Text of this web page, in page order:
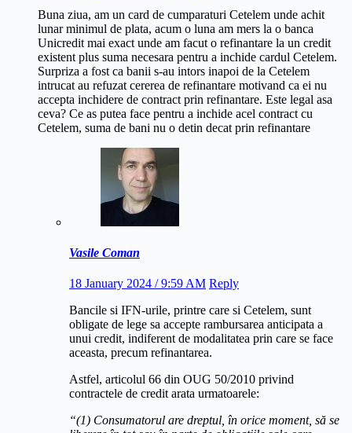
Buna ziua, am un card de cumparaturi Cetelem unde achit
lunar minimul de plata, acum o luna am mers la o banca
Unicredit mai exact unde am facut o refinantare la un credit
existent plus suma necesara pentru a inchide cardul Cetelem.
Surpriza a fost ca banii s-au intors inapoi de la Cetelem
intrucat au refuzat cererea de refinantare motivand ca ei nu
accepta inchidere de contract prin refinantare. Este legal asa
ceva? Ce as putea face pentru a inchide acel contract cu
Cetelem, suma de bani nu o detin decat prin refinantare
Vasile Coman
18 January 2024 / 9:59 AM Reply
Bancile si IFN-urile, printre care si Cetelem, sunt
obligate de lege sa accepte rambursarea anticipata a
unui credit, indiferent de modalitatea prin care se face
aceasta, precum refinantarea.
Astfel, articolul 66 din OUG 50/2010 privind
contractele de credit arata urmatoarele:
“(1) Consumatorul are dreptul, în orice moment, să se